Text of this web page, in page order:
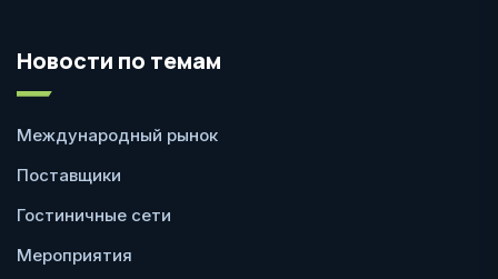
Новости по темам
Международный рынок
Поставщики
Гостиничные сети
Мероприятия